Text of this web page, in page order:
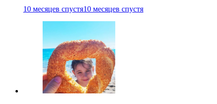
10 месяцев спустя10 месяцев спустя